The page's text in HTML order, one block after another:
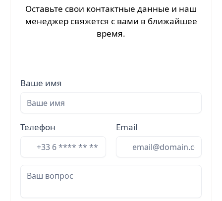
Оставьте свои контактные данные и наш
менеджер свяжется с вами в ближайшее
время.
Ваше имя
Телефон Email